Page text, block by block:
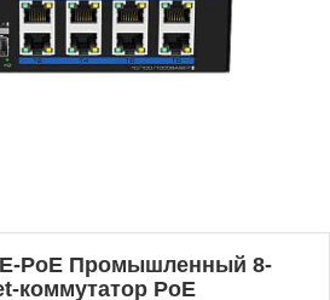
PoE Промышленный 8-
коммутатор PoE